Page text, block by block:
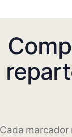
Cada marcador